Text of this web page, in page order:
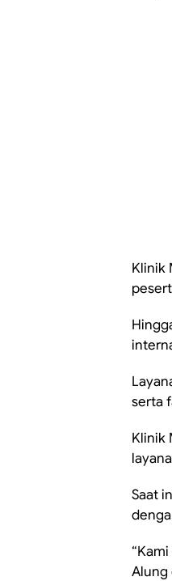
Klinik
serta
Klinik
Saat
Alung